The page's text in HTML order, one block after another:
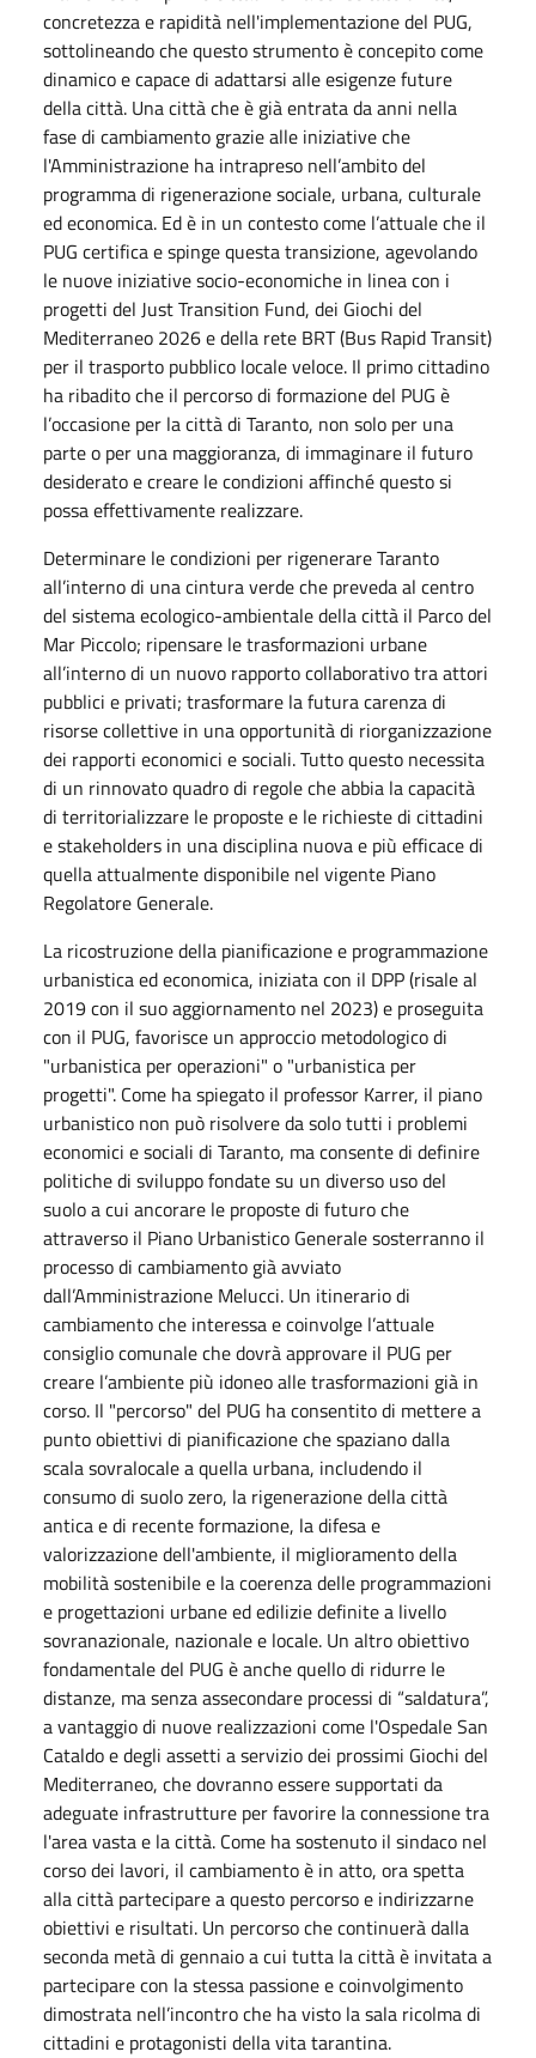
concretezza e rapidità nell'implementazione del PUG,
sottolineando che questo strumento è concepito come
dinamico e capace di adattarsi alle esigenze future
della città. Una città che è già entrata da anni nella
fase di cambiamento grazie alle iniziative che
l'Amministrazione ha intrapreso nell’ambito del
programma di rigenerazione sociale, urbana, culturale
ed economica. Ed è in un contesto come l’attuale che il
PUG certifica e spinge questa transizione, agevolando
le nuove iniziative socio-economiche in linea con i
progetti del Just Transition Fund, dei Giochi del
Mediterraneo 2026 e della rete BRT (Bus Rapid Transit)
per il trasporto pubblico locale veloce. Il primo cittadino
ha ribadito che il percorso di formazione del PUG è
l’occasione per la città di Taranto, non solo per una
parte o per una maggioranza, di immaginare il futuro
desiderato e creare le condizioni affinché questo si
possa effettivamente realizzare.
Determinare le condizioni per rigenerare Taranto
all’interno di una cintura verde che preveda al centro
del sistema ecologico-ambientale della città il Parco del
Mar Piccolo; ripensare le trasformazioni urbane
all’interno di un nuovo rapporto collaborativo tra attori
pubblici e privati; trasformare la futura carenza di
risorse collettive in una opportunità di riorganizzazione
dei rapporti economici e sociali. Tutto questo necessita
di un rinnovato quadro di regole che abbia la capacità
di territorializzare le proposte e le richieste di cittadini
e stakeholders in una disciplina nuova e più efficace di
quella attualmente disponibile nel vigente Piano
Regolatore Generale.
La ricostruzione della pianificazione e programmazione
urbanistica ed economica, iniziata con il DPP (risale al
2019 con il suo aggiornamento nel 2023) e proseguita
con il PUG, favorisce un approccio metodologico di
"urbanistica per operazioni" o "urbanistica per
progetti". Come ha spiegato il professor Karrer, il piano
urbanistico non può risolvere da solo tutti i problemi
economici e sociali di Taranto, ma consente di definire
politiche di sviluppo fondate su un diverso uso del
suolo a cui ancorare le proposte di futuro che
attraverso il Piano Urbanistico Generale sosterranno il
processo di cambiamento già avviato
dall’Amministrazione Melucci. Un itinerario di
cambiamento che interessa e coinvolge l’attuale
consiglio comunale che dovrà approvare il PUG per
creare l’ambiente più idoneo alle trasformazioni già in
corso. Il "percorso" del PUG ha consentito di mettere a
punto obiettivi di pianificazione che spaziano dalla
scala sovralocale a quella urbana, includendo il
consumo di suolo zero, la rigenerazione della città
antica e di recente formazione, la difesa e
valorizzazione dell'ambiente, il miglioramento della
mobilità sostenibile e la coerenza delle programmazioni
e progettazioni urbane ed edilizie definite a livello
sovranazionale, nazionale e locale. Un altro obiettivo
fondamentale del PUG è anche quello di ridurre le
distanze, ma senza assecondare processi di “saldatura”,
a vantaggio di nuove realizzazioni come l'Ospedale San
Cataldo e degli assetti a servizio dei prossimi Giochi del
Mediterraneo, che dovranno essere supportati da
adeguate infrastrutture per favorire la connessione tra
l'area vasta e la città. Come ha sostenuto il sindaco nel
corso dei lavori, il cambiamento è in atto, ora spetta
alla città partecipare a questo percorso e indirizzarne
obiettivi e risultati. Un percorso che continuerà dalla
seconda metà di gennaio a cui tutta la città è invitata a
partecipare con la stessa passione e coinvolgimento
dimostrata nell’incontro che ha visto la sala ricolma di
cittadini e protagonisti della vita tarantina.